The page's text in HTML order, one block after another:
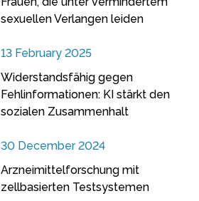
sexuellen Verlangen leiden
13 February 2025
Widerstandsfähig gegen
Fehlinformationen: KI stärkt den
sozialen Zusammenhalt
30 December 2024
Arzneimittelforschung mit
zellbasierten Testsystemen